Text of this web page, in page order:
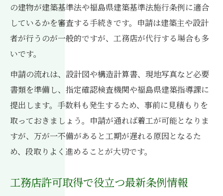
策
手続き全体を俯瞰した工務店の申請管理法
工務店が制度変更時に気をつけるべきポイ
工務店向け申請支援サービスの賢い活用法
工務店手続きで不安を解消する最新情報源
の建物が建築基準法や福島県建築基準法施行条例に適合
しているかを審査する手続きです。申請は建築主や設計
者が行うのが一般的ですが、工務店が代行する場合も多
いです。
申請の流れは、設計図や構造計算書、現地写真など必要
書類を準備し、指定確認検査機関や福島県建築指導課に
提出します。手数料も発生するため、事前に見積もりを
取っておきましょう。申請が通れば着工が可能となりま
すが、万が一不備があると工期が遅れる原因となるた
め、段取りよく進めることが大切です。
工務店許可取得で役立つ最新条例情報